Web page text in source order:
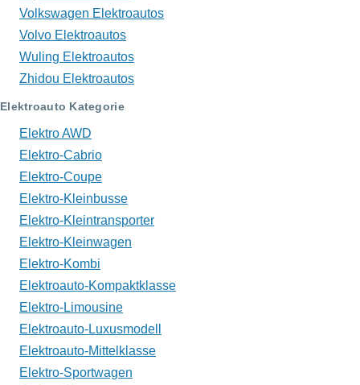
Volkswagen Elektroautos
Volvo Elektroautos
Wuling Elektroautos
Zhidou Elektroautos
Elektroauto Kategorie
Elektro AWD
Elektro-Cabrio
Elektro-Coupe
Elektro-Kleinbusse
Elektro-Kleintransporter
Elektro-Kleinwagen
Elektro-Kombi
Elektroauto-Kompaktklasse
Elektro-Limousine
Elektroauto-Luxusmodell
Elektroauto-Mittelklasse
Elektro-Sportwagen